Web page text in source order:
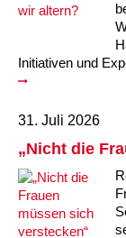
Initiativen und
31. Juli 2026
„Nicht die